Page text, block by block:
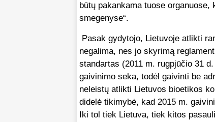
būtų pakankama tuose
smegenyse“.
Pasak gydytojo, Lietuvoje atlikti
negalima, nes jo skyrimą
standartas (2011 m. rugpjūčio 31
gaivinimo seka, todėl gaivinti be
neleistų atlikti Lietuvos bioetikos
didelė tikimybė, kad 2015 m.
Iki tol tiek Lietuva, tiek kitos